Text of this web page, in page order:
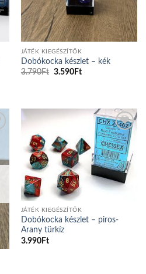
JÁTÉK KIEGÉSZÍTŐK
Dobókocka készlet – kék
3.790Ft Original
3.590FtCurrent
Add to
wishlist
JÁTÉK KIEGÉSZÍTŐK
Dobókocka készlet – piros-
Arany türkíz
3.990Ft